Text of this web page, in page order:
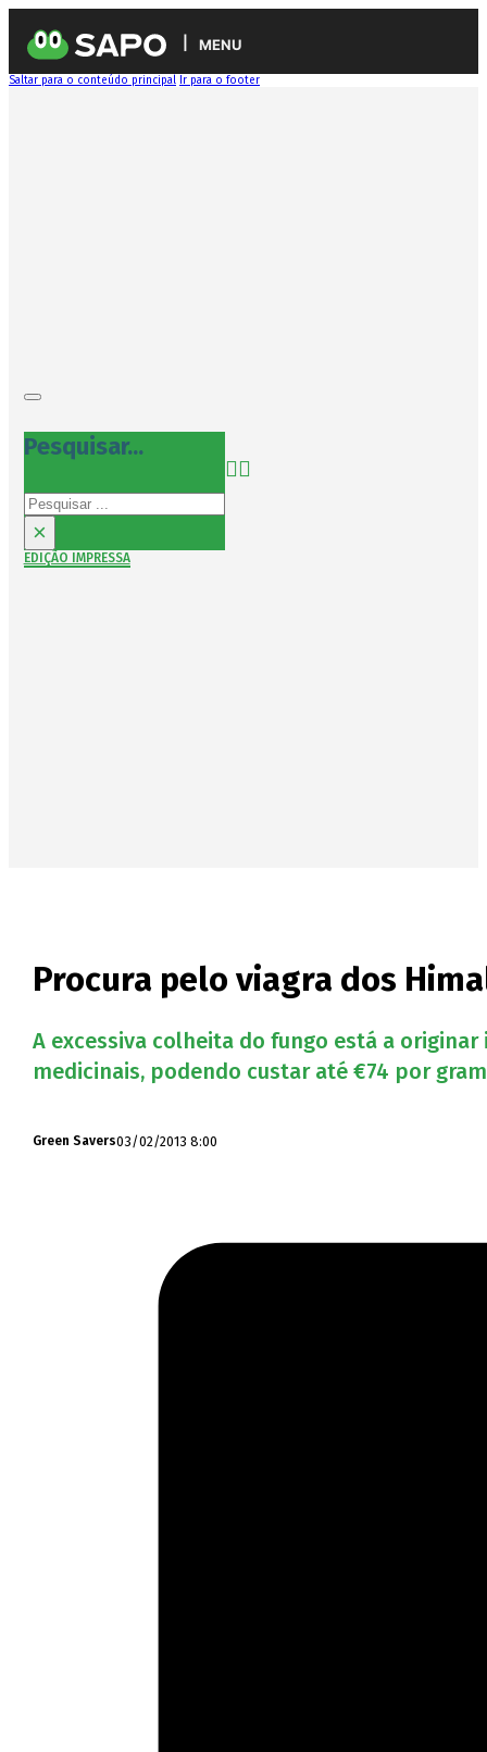
MENU
Saltar para o conteúdo principal Ir para o footer
Pesquisar...
Pesquisar
×
EDIÇÃO IMPRESSA
Procura pelo viagra dos
A excessiva colheita do fungo está a
medicinais, podendo custar até €74 por
Green Savers03/02/2013 8:00